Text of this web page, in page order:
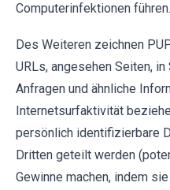
Computerinfektionen führen.
Des Weiteren zeichnen
URLs, angesehen Seiten,
Anfragen und ähnliche
Internetsurfaktivität
persönlich identifizierbare
Dritten geteilt werden
Gewinne machen, indem